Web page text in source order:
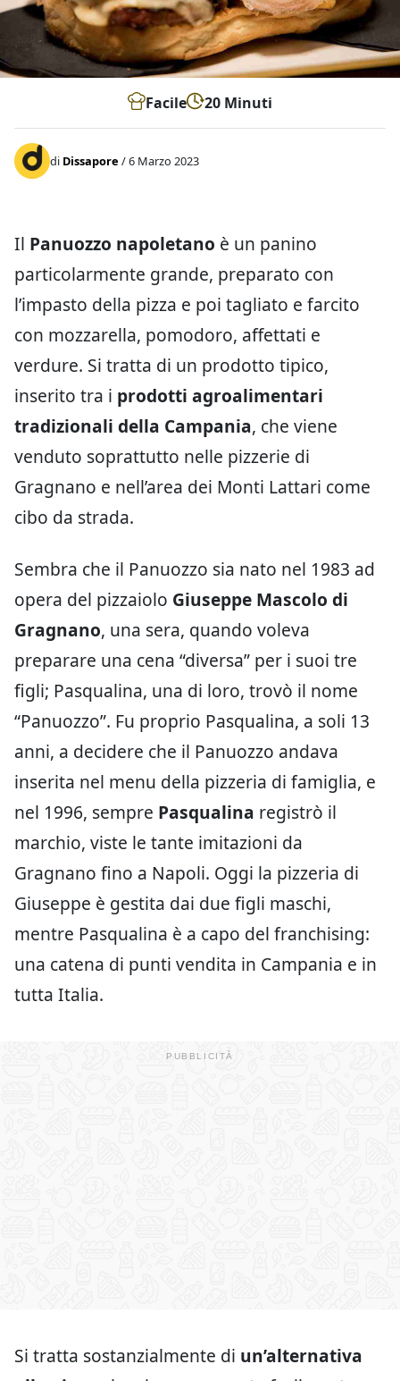
Facile 20 Minuti
di Dissapore / 6 Marzo 2023
Il Panuozzo napoletano è un panino
particolarmente grande, preparato con
l’impasto della pizza e poi tagliato e farcito
con mozzarella, pomodoro, affettati e
verdure. Si tratta di un prodotto tipico,
inserito tra i prodotti agroalimentari
tradizionali della Campania, che viene
venduto soprattutto nelle pizzerie di
Gragnano e nell’area dei Monti Lattari come
cibo da strada.
Sembra che il Panuozzo sia nato nel 1983 ad
opera del pizzaiolo Giuseppe Mascolo di
Gragnano, una sera, quando voleva
preparare una cena “diversa” per i suoi tre
figli; Pasqualina, una di loro, trovò il nome
“Panuozzo”. Fu proprio Pasqualina, a soli 13
anni, a decidere che il Panuozzo andava
inserita nel menu della pizzeria di famiglia, e
nel 1996, sempre Pasqualina registrò il
marchio, viste le tante imitazioni da
Gragnano fino a Napoli. Oggi la pizzeria di
Giuseppe è gestita dai due figli maschi,
mentre Pasqualina è a capo del franchising:
una catena di punti vendita in Campania e in
tutta Italia.
Si tratta sostanzialmente di un’alternativa